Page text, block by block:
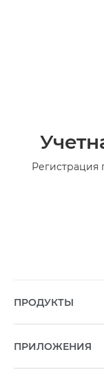
Регистрация
ПРОДУКТЫ
ПРИЛОЖЕНИЯ